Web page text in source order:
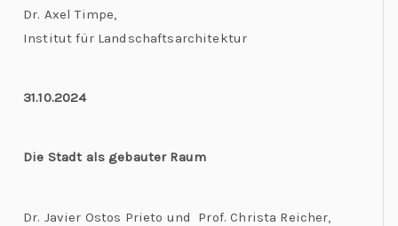
Dr. Axel Timpe,
Institut für Landschaftsarchitektur
31.10.2024
Die Stadt als gebauter Raum
Dr. Javier Ostos Prieto und Prof. Christa Reicher,